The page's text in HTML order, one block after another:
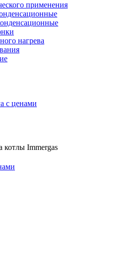
применения
нагрева
с ценами
котлы Immergas